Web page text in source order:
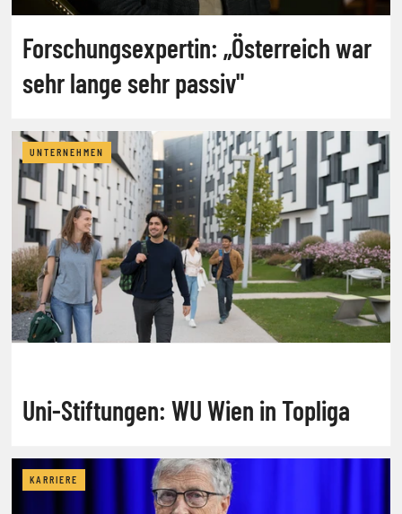
Forschungsexpertin: „Österreich war
sehr lange sehr passiv"
UNTERNEHMEN
Uni-Stiftungen: WU Wien in Topliga
KARRIERE